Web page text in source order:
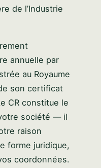
de l’Industrie
annuelle par
au Royaume
son certificat
CR constitue le
société — il
raison
forme juridique,
coordonnées.
I'm
here. Tell